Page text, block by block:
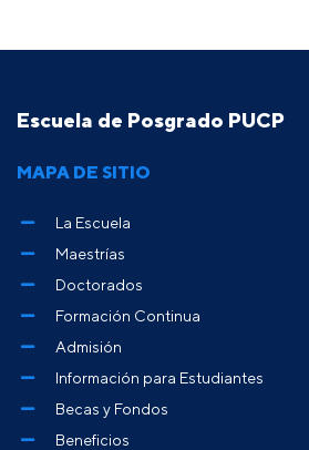
Escuela de Posgrado PUCP
MAPA DE SITIO
La Escuela
Maestrías
Doctorados
Formación Continua
Admisión
Información para Estudiantes
Becas y Fondos
Beneficios